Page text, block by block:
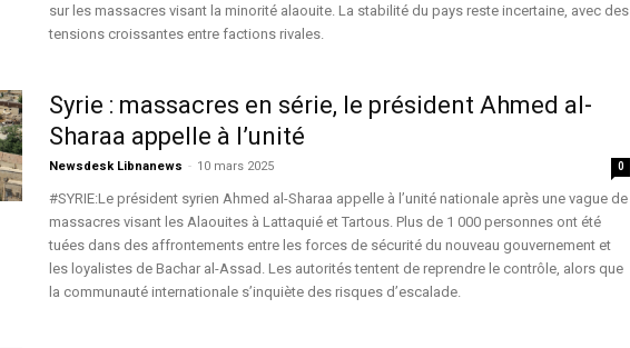
sur les massacres visant la minorité alaouite. La stabilité du pays reste incertaine, avec des
tensions croissantes entre factions rivales.
Syrie : massacres en série, le président Ahmed al-
Sharaa appelle à l’unité
Newsdesk Libnanews - 10 mars 2025 0
#SYRIE:Le président syrien Ahmed al-Sharaa appelle à l’unité nationale après une vague de
massacres visant les Alaouites à Lattaquié et Tartous. Plus de 1 000 personnes ont été
tuées dans des affrontements entre les forces de sécurité du nouveau gouvernement et
les loyalistes de Bachar al-Assad. Les autorités tentent de reprendre le contrôle, alors que
la communauté internationale s’inquiète des risques d’escalade.